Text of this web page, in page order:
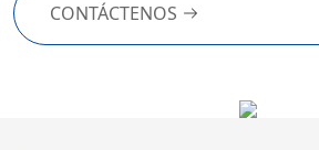
CONTÁCTENOS